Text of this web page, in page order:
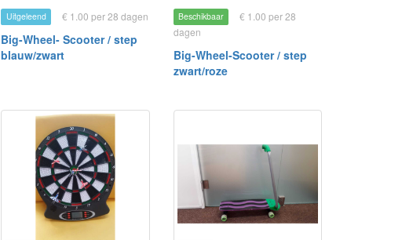
Uitgeleend € 1.00 per 28 dagen
Big-Wheel- Scooter / step
blauw/zwart
Beschikbaar
€ 1.00 per 28
dagen
Big-Wheel-Scooter / step
zwart/roze